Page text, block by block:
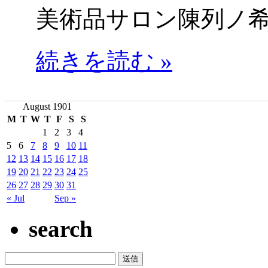
美術品サロン陳列ノ
続きを読む »
August 1901
M T W T F S S
« Jul Sep »
1 2 3
4
5
6 7 8 9 10 11
12 13 14 15 16 17 18
19 20 21 22 23 24 25
26 27 28 29 30 31
search